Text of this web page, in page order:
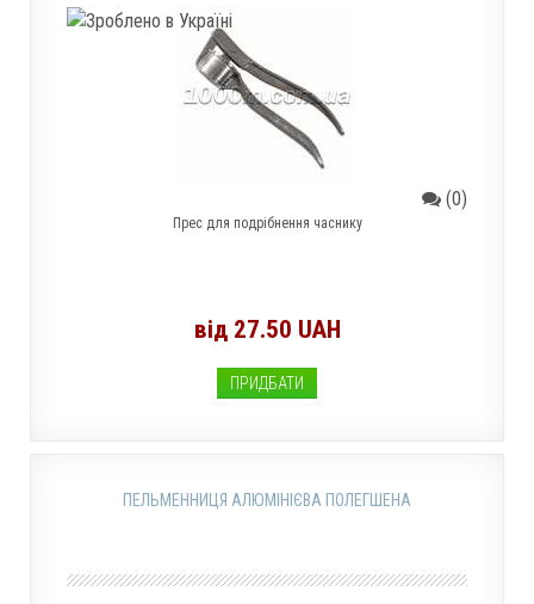
(0)
Прес для подрібнення часнику
від 27.50 UAH
ПРИДБАТИ
ПЕЛЬМЕННИЦЯ АЛЮМІНІЄВА ПОЛЕГШЕНА